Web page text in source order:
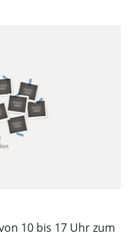
Felix
10 bis 17 Uhr zum